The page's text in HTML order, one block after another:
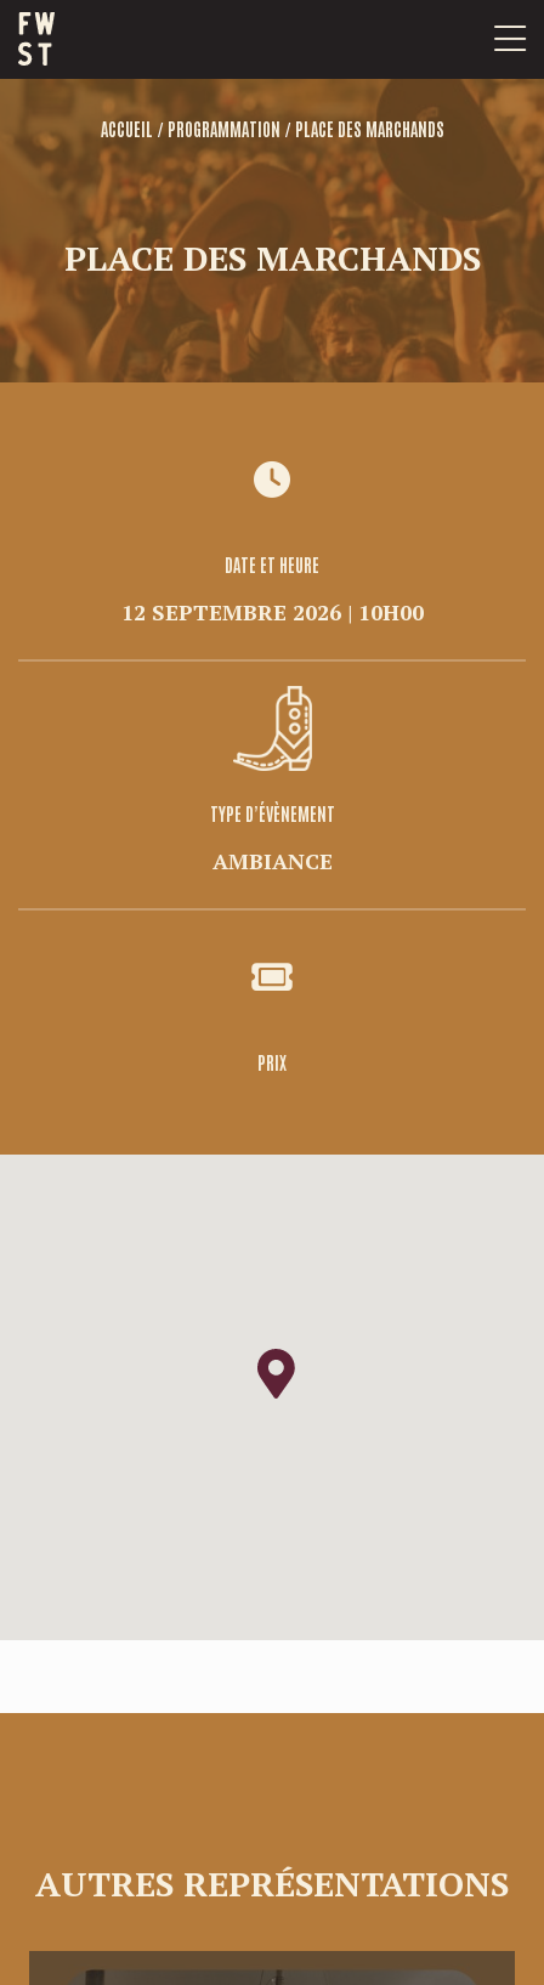
Passer
au
contenu
ACCUEIL / PROGRAMMATION / PLACE DES MARCHANDS
PLACE DES MARCHANDS
DATE ET HEURE
12 SEPTEMBRE 2026 | 10H00
TYPE D’ÉVÈNEMENT
AMBIANCE
PRIX
AUTRES REPRÉSENTATIONS